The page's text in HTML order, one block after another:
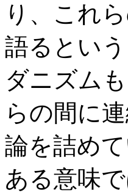
り、これ
語るとい
ダニズム
らの間に
論を詰め
ある意味